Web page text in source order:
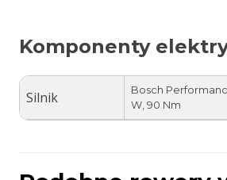
Komponenty
Silnik
Bosch
W, 90 Nm